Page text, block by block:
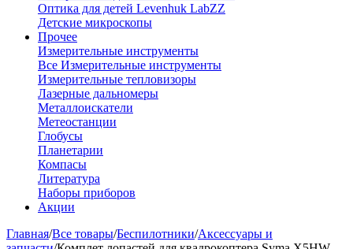
Оптика для детей Levenhuk LabZZ
Детские микроскопы
Прочее
Измерительные инструменты
Все Измерительные инструменты
Измерительные тепловизоры
Лазерные дальномеры
Металлоискатели
Метеостанции
Глобусы
Планетарии
Компасы
Литература
Наборы приборов
Акции
Главная/Все товары/Беспилотники/Аксессуары и